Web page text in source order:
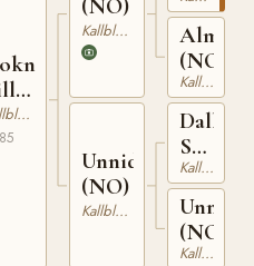
Kallblodig Travare
(NO)
Kallblodig Travare
Unnidally
(NO)
Kallblodig Travare
284
(NO)
Kallblodig Travare
Dally
Svarten
(NO)
Kallblodig Travare
(NO)
Kallblodig Travare